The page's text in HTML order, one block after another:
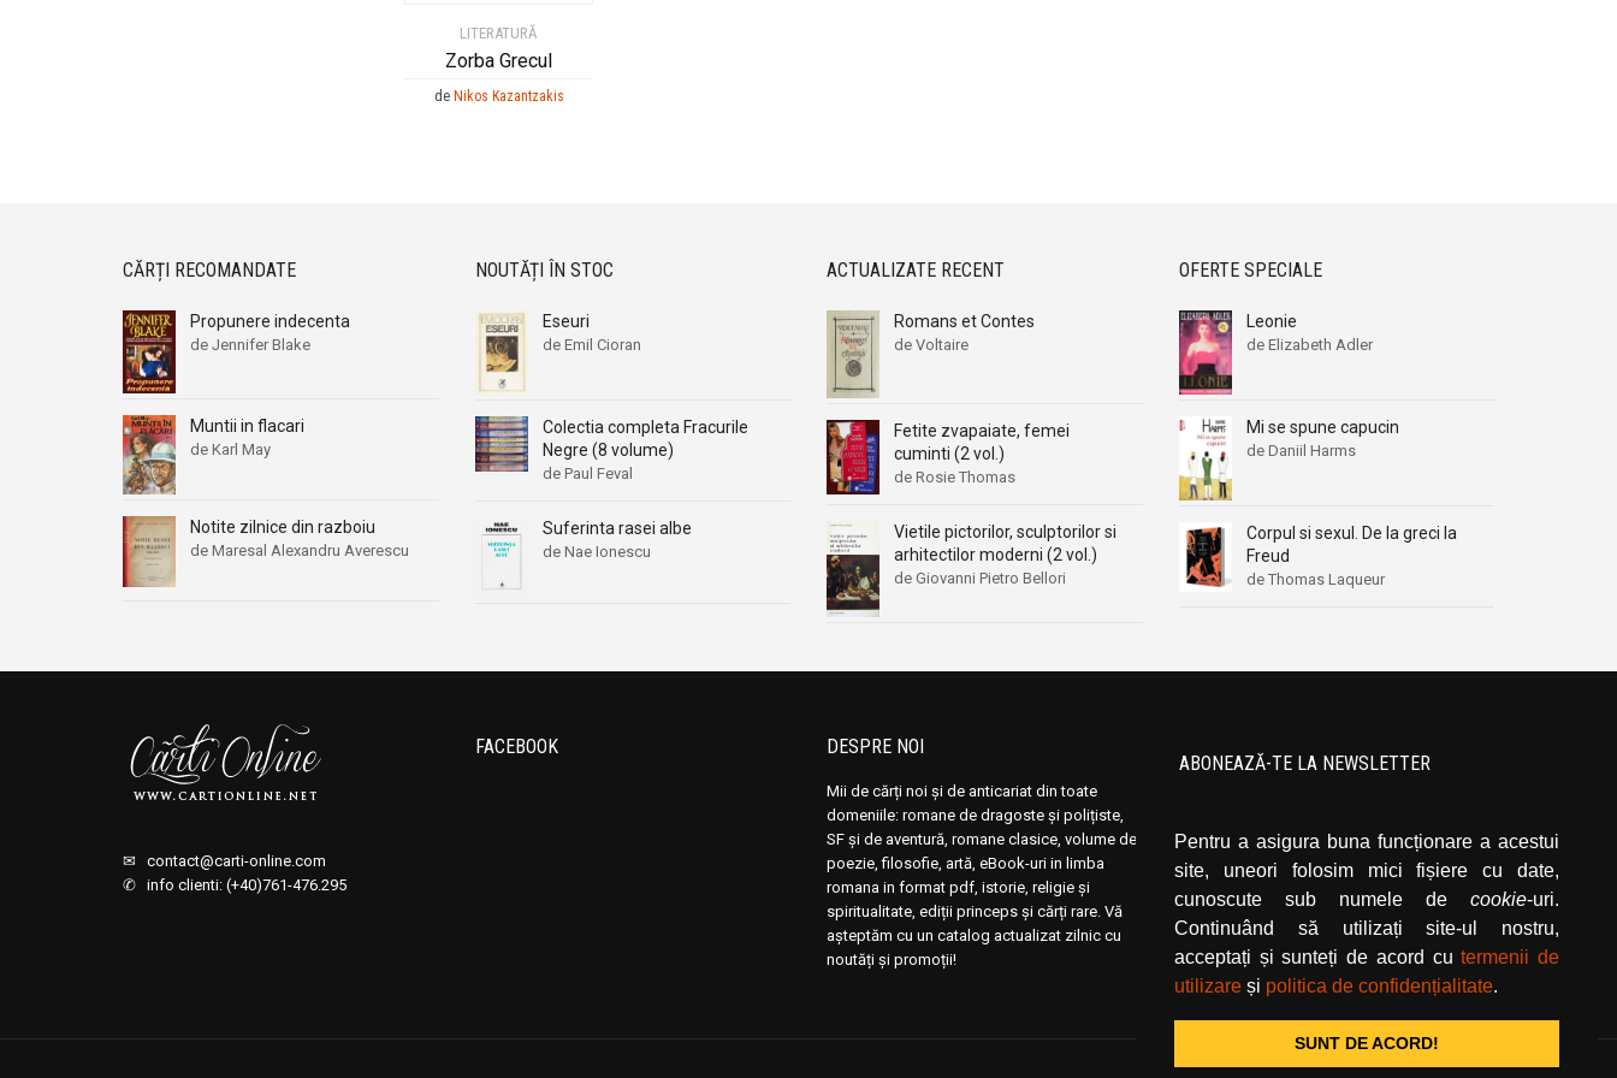
Pentru a asigura buna funcționare a acestui
site, uneori folosim mici fișiere cu date,
cunoscute sub numele de cookie-uri.
Continuând să utilizați site-ul nostru,
acceptați și sunteți de acord cutermenii de
utilizare și politica de confidențialitate.
SUNT DE ACORD!
LITERATURĂ
Zorba Grecul
de Nikos Kazantzakis
CĂRȚI RECOMANDATE
Propunere indecenta
de Jennifer Blake
Muntii in flacari
de Karl May
Notite zilnice din razboiu
de Maresal Alexandru Averescu
NOUTĂȚI ÎN STOC
Eseuri
de Emil Cioran
Colectia completa Fracurile
Negre (8 volume)
de Paul Feval
Suferinta rasei albe
de Nae Ionescu
ACTUALIZATE RECENT
Romans et Contes
de Voltaire
Fetite zvapaiate, femei
cuminti (2 vol.)
de Rosie Thomas
Vietile pictorilor, sculptorilor si
arhitectilor moderni (2 vol.)
de Giovanni Pietro Bellori
OFERTE SPECIALE
Leonie
de Elizabeth Adler
Mi se spune capucin
de Daniil Harms
Corpul si sexul. De la greci la
Freud
de Thomas Laqueur
✉ contact@carti-online.com
✆ info clienti: (+40)761-476.295
FACEBOOK DESPRE NOI
Mii de cărți noi și de anticariat din toate
domeniile: romane de dragoste și polițiste,
SF și de aventură, romane clasice, volume de
poezie, filosofie, artă, eBook-uri in limba
romana in format pdf, istorie, religie și
spiritualitate, ediții princeps și cărți rare. Vă
așteptăm cu un catalog actualizat zilnic cu
noutăți și promoții!
ABONEAZĂ-TE LA NEWSLETTER
pe butonul de abonare.